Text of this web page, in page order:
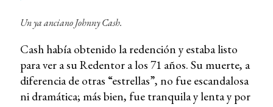
Un ya anciano Johnny Cash.
Cash había obtenido la redención y estaba listo
para ver a su Redentor a los 71 años. Su muerte, a
diferencia de otras “estrellas”, no fue escandalosa
ni dramática; más bien, fue tranquila y lenta y por